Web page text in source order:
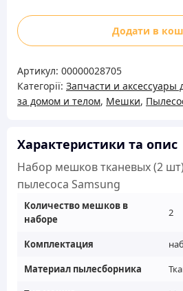
Набор
мешков
(2
шт)
VT-
для
пылесоса
Samsung
Додати в
Артикул: 00000028705
Категорії: Запчасти и аксессуары
за домом и телом, Мешки,
Характеристики та опис
Набор мешков тканевых (2 шт)
пылесоса Samsung
Количество мешков в
наборе
2
Комплектация
Материал пылесборника